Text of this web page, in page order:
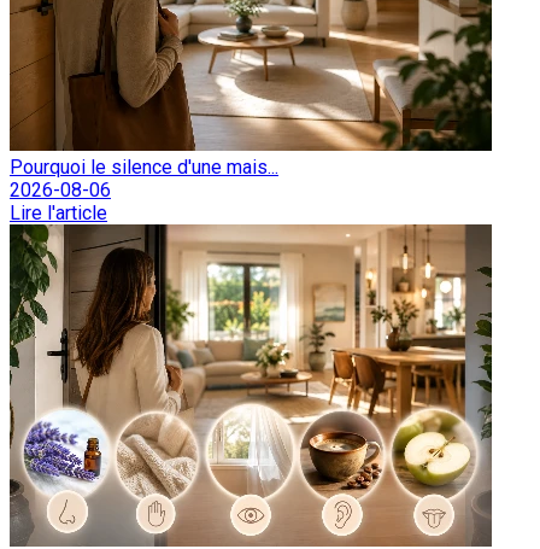
Pourquoi le silence d'une mais...
2026-08-06
Lire l'article